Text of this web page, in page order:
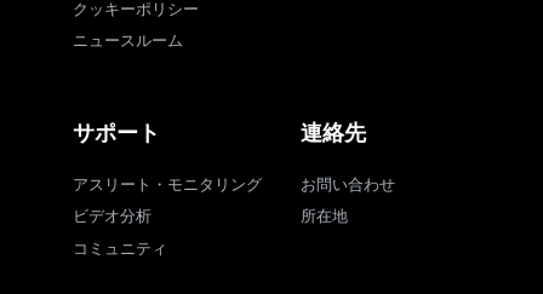
クッキーポリシー
ニュースルーム
サポート
アスリート・モニタリング
ビデオ分析
コミュニティ
連絡先
お問い合わせ
所在地